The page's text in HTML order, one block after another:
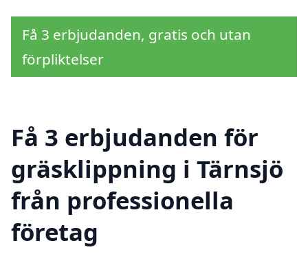
Få 3 erbjudanden, gratis och utan
förpliktelser
Få 3 erbjudanden för
gräsklippning i Tärnsjö
från professionella
företag